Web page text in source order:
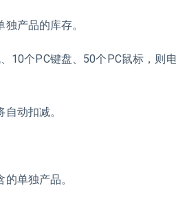
产品的库存。
10个PC键盘、50个PC鼠标，则
动扣减。
单独产品。